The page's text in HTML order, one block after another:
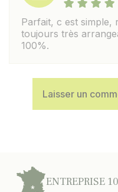
Parfait, c est simple,
toujours très
100%.
Laisser un
ENTREPRISE